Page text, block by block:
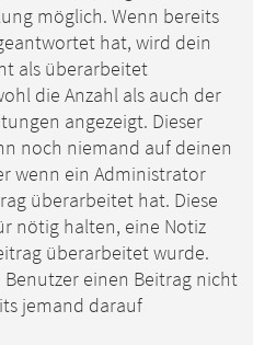
möglich. Wenn bereits
hat, wird dein
als überarbeitet
die Anzahl als auch der
angezeigt. Dieser
noch niemand auf deinen
wenn ein Administrator
überarbeitet hat. Diese
nötig halten, eine Notiz
überarbeitet wurde.
einen Beitrag nicht
jemand darauf